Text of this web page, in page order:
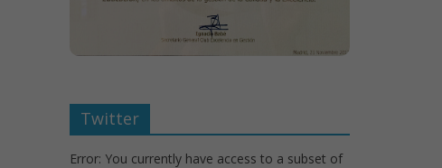
Twitter
Error: You currently have access to a subset of